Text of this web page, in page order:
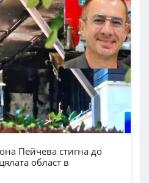
Пейчева стигна до
област в